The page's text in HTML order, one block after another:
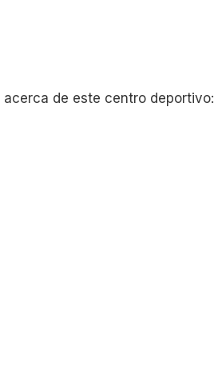
de este centro deportivo: